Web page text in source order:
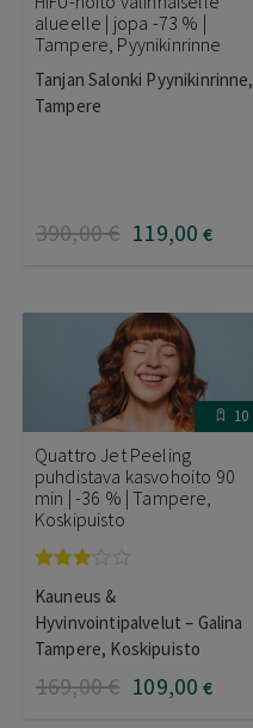
alueelle | jopa -73 % |
Tampere, Pyynikinrinne
Tanjan Salonki Pyynikinrinne,
Tampere
390,00€ 119,00 €
10
Quattro Jet Peeling
puhdistava kasvohoito 90
min | -36 % | Tampere,
Koskipuisto
tuotteesta:
3.00/ 5
Kauneus &
Hyvinvointipalvelut – Galina
Tampere, Koskipuisto
169,00€ 109,00 €